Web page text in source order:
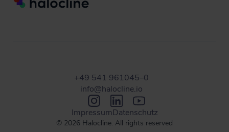
© 2026 Halocline. All rights reserved
+49 541 961045–0
info@halocline.io
ImpressumDatenschutz